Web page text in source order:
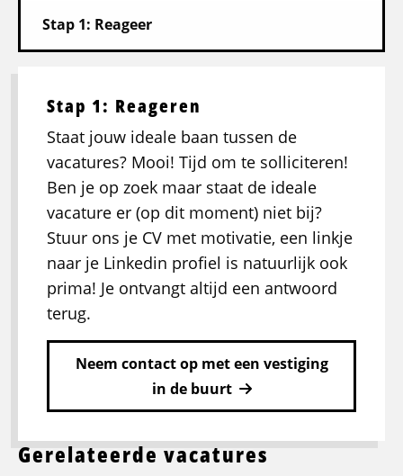
Stap 1: Reageren
Staat jouw ideale baan tussen de
vacatures? Mooi! Tijd om te solliciteren!
Ben je op zoek maar staat de ideale
vacature er (op dit moment) niet bij?
Stuur ons je CV met motivatie, een linkje
naar je Linkedin profiel is natuurlijk ook
prima! Je ontvangt altijd een antwoord
terug.
Neem contact op met een vestiging
in de buurt
Gerelateerde vacatures